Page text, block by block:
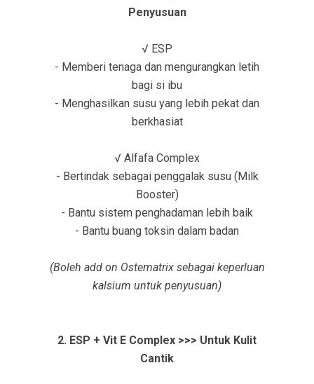
Penyusuan
√ ESP
- Memberi tenaga dan mengurangkan letih
bagi si ibu
- Menghasilkan susu yang lebih pekat dan
berkhasiat
√ Alfafa Complex
- Bertindak sebagai penggalak susu (Milk
Booster)
- Bantu sistem penghadaman lebih baik
- Bantu buang toksin dalam badan
(Boleh add on Ostematrix sebagai keperluan
kalsium untuk penyusuan)
2. ESP + Vit E Complex >>> Untuk Kulit
Cantik